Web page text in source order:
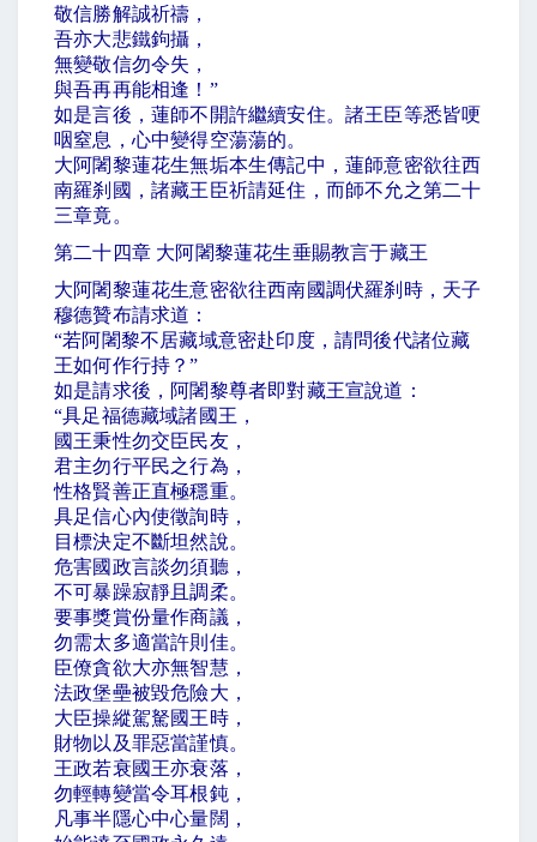
敬信勝解誠祈禱，
吾亦大悲鐵鉤攝，
無變敬信勿令失，
與吾再再能相逢！ ”
如是言後，蓮師不開許繼續安住。諸王臣等悉皆哽
咽窒息，心中變得空蕩蕩的。
大阿闍黎蓮花生無垢本生傳記中，蓮師意密欲往西
南羅刹國，諸藏王臣祈請延住，而師不允之第二十
三章竟。
第二十四章 大阿闍黎蓮花生垂賜教言于藏王
大阿闍黎蓮花生意密欲往西南國調伏羅刹時，天子
穆德贊布請求道：
“若阿闍黎不居藏域意密赴印度，請問後代諸位藏
王如何作行持？”
如是請求後，阿闍黎尊者即對藏王宣說道：
“具足福德藏域諸國王，
國王秉性勿交臣民友，
君主勿行平民之行為，
性格賢善正直極穩重。
具足信心內使徵詢時，
目標決定不斷坦然說。
危害國政言談勿須聽，
不可暴躁寂靜且調柔。
要事獎賞份量作商議，
勿需太多適當許則佳。
臣僚貪欲大亦無智慧，
法政堡壘被毀危險大，
大臣操縱駕駑國王時，
財物以及罪惡當謹慎。
王政若衰國王亦衰落，
勿輕轉變當令耳根鈍，
凡事半隱心中心量闊，